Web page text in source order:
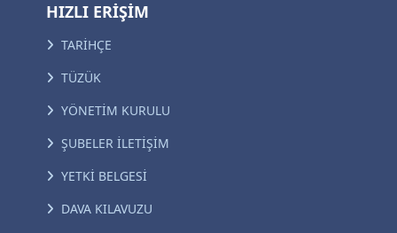
HIZLI ERİŞİM
TARİHÇE
TÜZÜK
YÖNETİM KURULU
ŞUBELER İLETİŞİM
YETKİ BELGESİ
DAVA KILAVUZU